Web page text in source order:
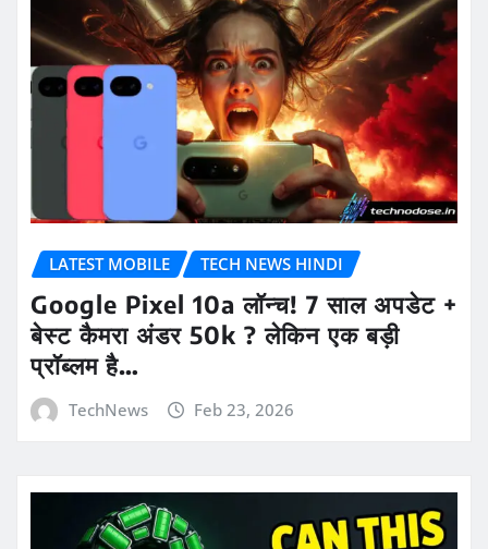
LATEST MOBILE TECH NEWS HINDI
Google Pixel 10a लॉन्च! 7 साल अपडेट +
बेस्ट कैमरा अंडर 50k ? लेकिन एक बड़ी
प्रॉब्लम है…
TechNews Feb 23, 2026